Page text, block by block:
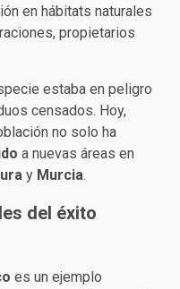
en hábitats naturales
propietarios
estaba en peligro
censados. Hoy,
no solo ha
a nuevas áreas en
y Murcia.
del éxito
es un ejemplo